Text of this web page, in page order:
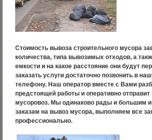
Стоимость вывоза строительного мусора
количества, типа вывозимых отходов, а
емкости и на какое расстояние они будут
заказать услуги достаточно позвонить в
телефону. Наш оператор вместе с Вами
предстоящей работы и оперативно
мусоровоз. Мы одинаково рады и большим
заказам на вывоз мусора, выполняем все
профессионально.